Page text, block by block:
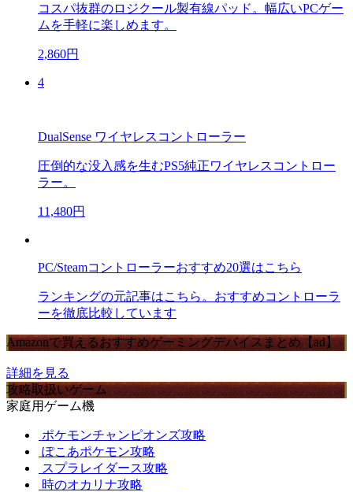
コスパ抜群のロジクール製有線パッド。幅広いPCゲー
ムを手軽に楽しめます。
2,860円
4
DualSense ワイヤレスコントローラー
圧倒的な没入感を生むPS5純正ワイヤレスコントロー
ラー。
11,480円
PC/Steamコントローラーおすすめ20選はこちら
ランキングの元記事はこちら。おすすめコントローラ
ーを徹底比較しています
Amazonで買えるおすすめゲーミングデバイスまとめ【ad】
詳細を見る
攻略取扱いゲーム
家庭用ゲーム機
ポケモンチャンピオンズ攻略
ぽこあポケモン攻略
スプラレイダース攻略
時のオカリナ攻略